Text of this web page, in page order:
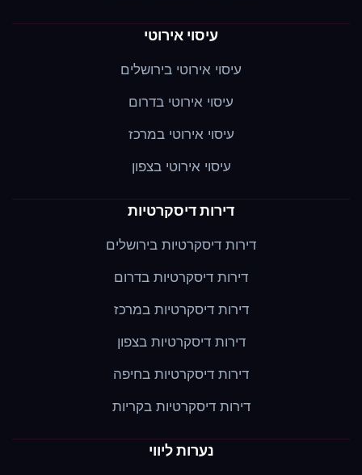
עיסוי אירוטי
עיסוי אירוטי בירושלים
עיסוי אירוטי בדרום
עיסוי אירוטי במרכז
עיסוי אירוטי בצפון
דירות דיסקרטיות
דירות דיסקרטיות בירושלים
דירות דיסקרטיות בדרום
דירות דיסקרטיות במרכז
דירות דיסקרטיות בצפון
דירות דיסקרטיות בחיפה
דירות דיסקרטיות בקריות
נערות ליווי